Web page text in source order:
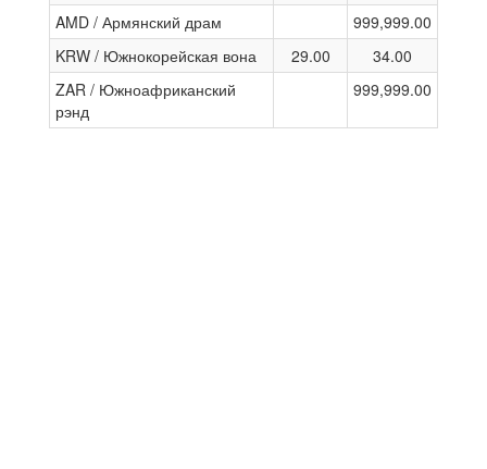
AMD / Армянский драм
999,999.00
KRW / Южнокорейская вона
29.00
34.00
ZAR / Южноафриканский
рэнд
999,999.00